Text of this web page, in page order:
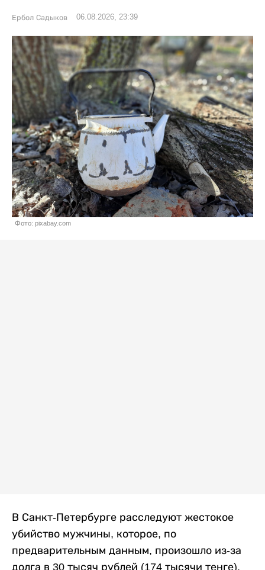
Ербол Садыков 06.08.2026, 23:39
Фото: pixabay.com
В Санкт-Петербурге расследуют жестокое
убийство мужчины, которое, по
предварительным данным, произошло из-за
долга в 30 тысяч рублей (174 тысячи тенге).